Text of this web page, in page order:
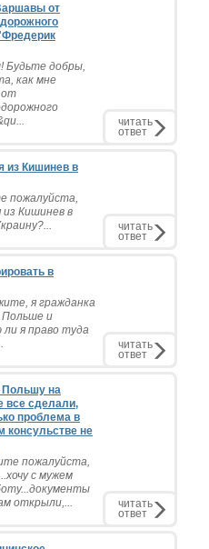
от
Будьте добры,
как мне
от
читать
ответ
из Кишинев в
пожалуйста,
из Кишинев в
читать
ответ
в
я гражданка
Польше и
я право туда
читать
ответ
Польшу на
все сделали,
проблема в
консульстве не
пожалуйста,
с мужем
открыли,...
читать
ответ